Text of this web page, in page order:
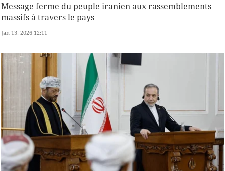
Message ferme du peuple iranien aux rassemblements
massifs à travers le pays
Jan 13, 2026 12:11